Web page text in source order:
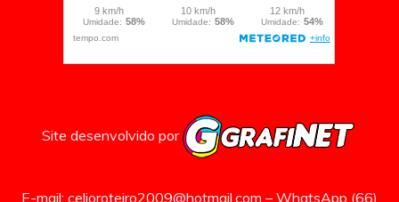
Site desenvolvido por
E-mail: celioroteiro2009@hotmail.com – WhatsApp (66)